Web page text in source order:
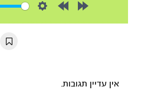
אין עדיין תגובות.